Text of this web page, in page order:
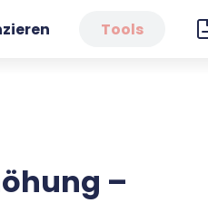
Tools
–